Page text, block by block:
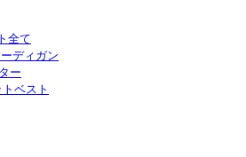
全て
ディガン
ー
ベスト